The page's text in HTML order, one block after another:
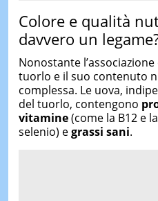
Colore e qualità
davvero un
Nonostante
tuorlo e il suo contenuto
complessa. Le uova,
del tuorlo, contengono
vitamine(come la B12 e
selenio) egrassi sani.